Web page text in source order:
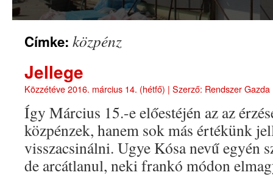
Címke: közpénz
Jellege
Közzétéve2016. március 14. (hétfő) | Szerző: Rendszer Gazda
Így Március 15.-e előestéjén az az
közpénzek, hanem sok más értékünk
visszacsinálni. Ugye Kósa nevű egyén
de arcátlanul, neki frankó módon